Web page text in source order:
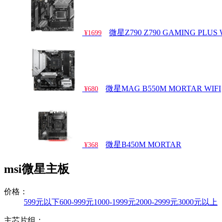
¥1699 微星Z790 Z790 GAMING PLUS
¥680 微星MAG B550M MORTAR WIFI
¥368 微星B450M MORTAR
msi微星主板
价格：
599元以下600-999元1000-1999元2000-2999元3000元以上